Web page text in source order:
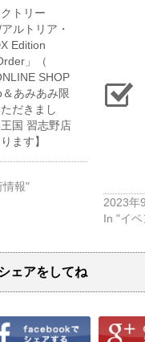
クトリー
ルトリア・
​Edition
」（​
​SHOP
あみあみ限
だきまし
国 習志野店
ます】
情報"
2023年
In "イ
ェアをしてね